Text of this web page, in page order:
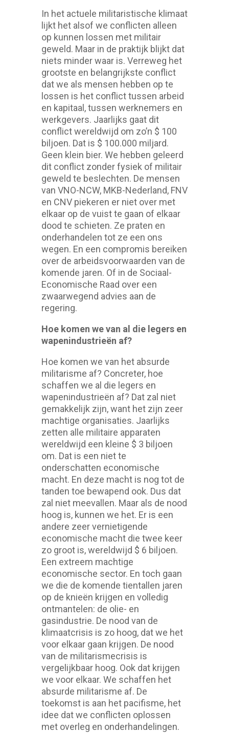
In het actuele militaristische klimaat
lijkt het alsof we conflicten alleen
op kunnen lossen met militair
geweld. Maar in de praktijk blijkt dat
niets minder waar is. Verreweg het
grootste en belangrijkste conflict
dat we als mensen hebben op te
lossen is het conflict tussen arbeid
en kapitaal, tussen werknemers en
werkgevers. Jaarlijks gaat dit
conflict wereldwijd om zo’n $ 100
biljoen. Dat is $ 100.000 miljard.
Geen klein bier. We hebben geleerd
dit conflict zonder fysiek of militair
geweld te beslechten. De mensen
van VNO-NCW, MKB-Nederland, FNV
en CNV piekeren er niet over met
elkaar op de vuist te gaan of elkaar
dood te schieten. Ze praten en
onderhandelen tot ze een ons
wegen. En een compromis bereiken
over de arbeidsvoorwaarden van de
komende jaren. Of in de Sociaal-
Economische Raad over een
zwaarwegend advies aan de
regering.
Hoe komen we van al die legers en
wapenindustrieën af?
Hoe komen we van het absurde
militarisme af? Concreter, hoe
schaffen we al die legers en
wapenindustrieën af? Dat zal niet
gemakkelijk zijn, want het zijn zeer
machtige organisaties. Jaarlijks
zetten alle militaire apparaten
wereldwijd een kleine $ 3 biljoen
om. Dat is een niet te
onderschatten economische
macht. En deze macht is nog tot de
tanden toe bewapend ook. Dus dat
zal niet meevallen. Maar als de nood
hoog is, kunnen we het. Er is een
andere zeer vernietigende
economische macht die twee keer
zo groot is, wereldwijd $ 6 biljoen.
Een extreem machtige
economische sector. En toch gaan
we die de komende tientallen jaren
op de knieën krijgen en volledig
ontmantelen: de olie- en
gasindustrie. De nood van de
klimaatcrisis is zo hoog, dat we het
voor elkaar gaan krijgen. De nood
van de militarismecrisis is
vergelijkbaar hoog. Ook dat krijgen
we voor elkaar. We schaffen het
absurde militarisme af. De
toekomst is aan het pacifisme, het
idee dat we conflicten oplossen
met overleg en onderhandelingen.